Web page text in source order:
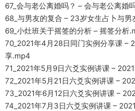
67_会与老公离婚吗？ – 会与老公离婚
68_与男友的复合 – 23岁女生占卜与
69_小灶班关于摇签的分析 – 摇签分析
70_2021年4月28日同门实例分享课 –
享.mp4
71_2021年5月9日六爻实例讲课 –
72_2021年5月21日六爻实例讲课 –
73_2021年6月12日六爻实例讲课 –
74_2021年7月3日六爻实例讲课 –